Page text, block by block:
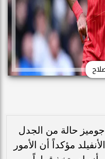
جوميز حالة من الجدل
مؤكداً أن الأمور